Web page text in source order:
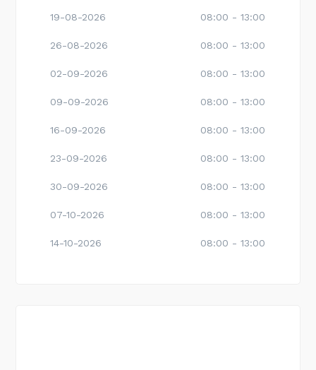
19-08-2026 08:00 - 13:00
26-08-2026 08:00 - 13:00
02-09-2026 08:00 - 13:00
09-09-2026 08:00 - 13:00
16-09-2026 08:00 - 13:00
23-09-2026 08:00 - 13:00
30-09-2026 08:00 - 13:00
07-10-2026 08:00 - 13:00
14-10-2026 08:00 - 13:00